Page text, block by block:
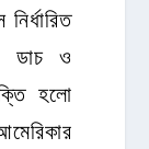
ডাচ ও
হলো